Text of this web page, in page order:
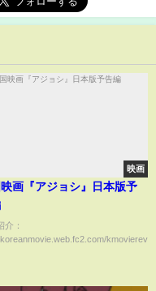
映画
画『アジョシ』日本版予
介：